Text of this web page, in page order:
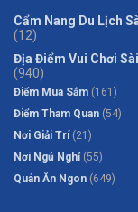
Cẩm Nang Du Lịch
(12)
Địa Điểm Vui Chơi
(940)
Điểm Mua Sắm (161)
Điểm Tham Quan (54)
Nơi Giải Trí(21)
Nơi Ngủ Nghỉ (55)
Quán Ăn Ngon (649)